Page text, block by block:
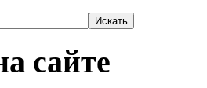
сайте